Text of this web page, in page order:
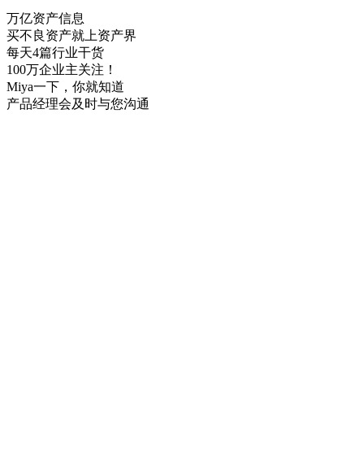
万亿资产信息
买不良资产就上资产界
每天4篇行业干货
100万企业主关注！
Miya一下，你就知道
产品经理会及时与您沟通